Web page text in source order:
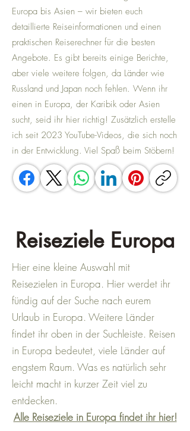
Europa bis Asien – wir bieten euch
detaillierte Reiseinformationen und einen
praktischen Reiserechner für die besten
Angebote. Es gibt bereits einige Berichte,
aber viele weitere folgen, da Länder wie
Russland und Japan noch fehlen. Wenn ihr
einen in Europa, der Karibik oder Asien
sucht, seid ihr hier richtig! Zusätzlich erstelle
ich seit 2023 YouTube-Videos, die sich noch
in der Entwicklung. Viel Spaß beim Stöbern!
Reiseziele Europa
Hier eine kleine Auswahl mit
Reisezielen in Europa. Hier werdet ihr
fündig auf der Suche nach eurem
Urlaub in Europa. Weitere Länder
findet ihr oben in der Suchleiste. Reisen
in Europa bedeutet, viele Länder auf
engstem Raum. Was es natürlich sehr
leicht macht in kurzer Zeit viel zu
entdecken.
Alle Reiseziele in Europa findet ihr hier!